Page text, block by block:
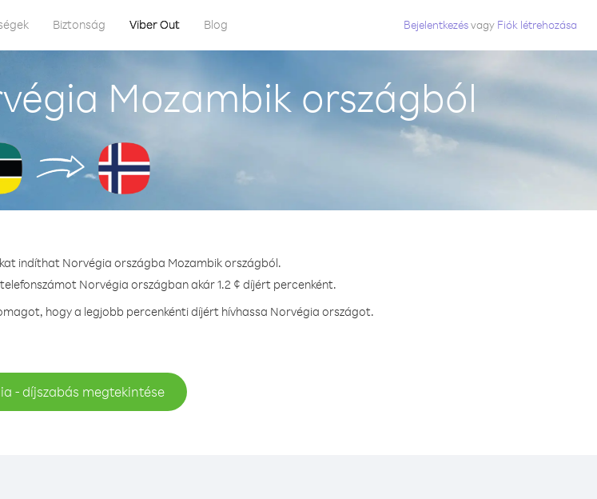
Biztonság Viber Out Blog Bejelentkezésvagy Fiók létrehozása
Mozambik országból
indíthat Norvégia országba Mozambik országból.
Norvégia országban akár 1.2 ¢ díjért percenként.
hogy a legjobb percenkénti díjért hívhassa Norvégia országot.
- díjszabás megtekintése